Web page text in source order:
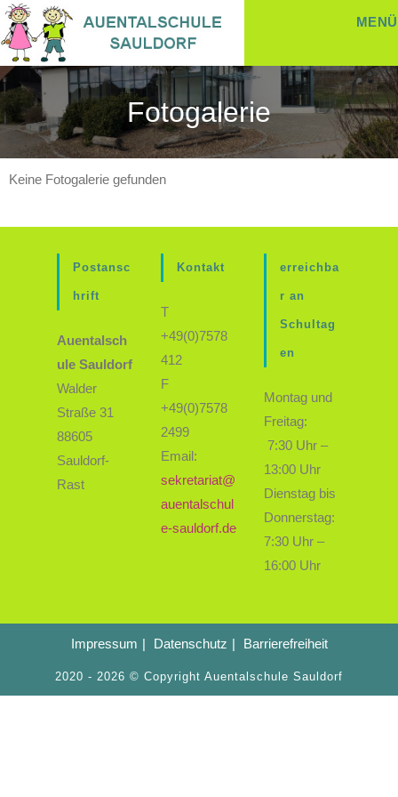
MENÜ
Fotogalerie
Keine Fotogalerie gefunden
Postansc
hrift
Auentalsch
ule Sauldorf
Walder
Straße 31
88605
Sauldorf-
Rast
Kontakt
T
+49(0)7578
412
F
+49(0)7578
2499
Email:
sekretariat@
auentalschul
e-sauldorf.de
erreichba
r an
Schultag
en
Montag und
Freitag:
7:30 Uhr –
13:00 Uhr
Dienstag bis
Donnerstag:
7:30 Uhr –
16:00 Uhr
Impressum Datenschutz Barrierefreiheit
2020 - 2026 © Copyright Auentalschule Sauldorf